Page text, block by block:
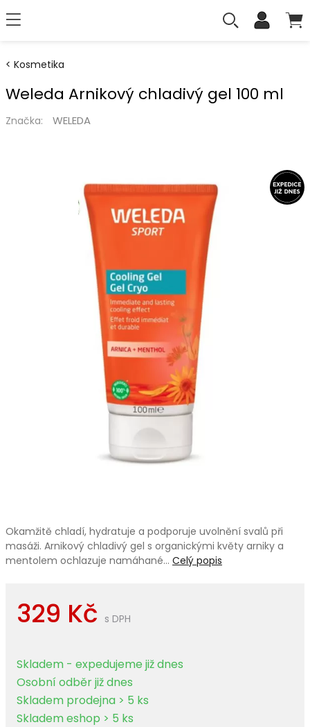
Kosmetika
Weleda Arnikový chladivý gel 100 ml
Značka: WELEDA
Okamžitě chladí, hydratuje a podporuje uvolnění svalů při
masáži. Arnikový chladivý gel s organickými květy arniky a
mentolem ochlazuje namáhané… Celý popis
329 Kč s DPH
Skladem - expedujeme již dnes
Osobní odběr již dnes
Skladem prodejna > 5 ks
Skladem eshop > 5 ks